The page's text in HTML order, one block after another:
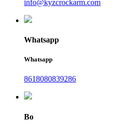
info@kyzcrockarm.com
Whatsapp
Whatsapp
8618080839286
Bo